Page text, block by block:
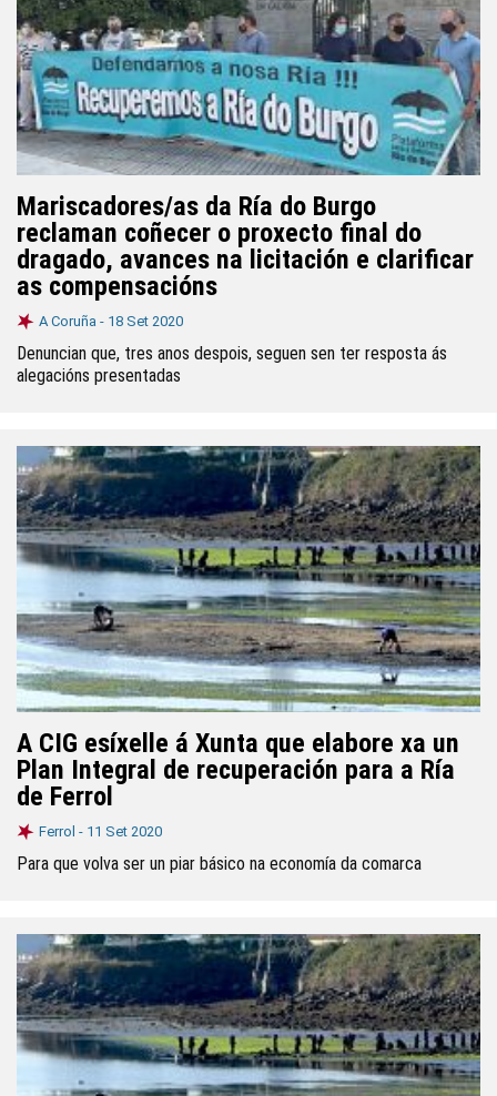
Mariscadores/as da Ría do Burgo
reclaman coñecer o proxecto final do
dragado, avances na licitación e clarificar
as compensacións
A Coruña - 18 Set 2020
Denuncian que, tres anos despois, seguen sen ter resposta ás
alegacións presentadas
A CIG esíxelle á Xunta que elabore xa un
Plan Integral de recuperación para a Ría
de Ferrol
Ferrol - 11 Set 2020
Para que volva ser un piar básico na economía da comarca